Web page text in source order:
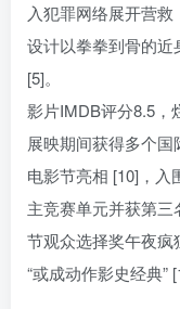
入犯罪网络展开营
设计以拳拳到骨的
[5]。
影片IMDB评分8.5，
展映期间获得多个
电影节亮相 [10]，入
主竞赛单元并获第
节观众选择奖午夜
“或成动作影史经典”